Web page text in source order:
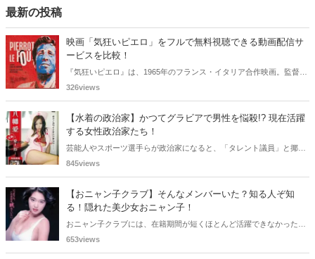
最新の投稿
映画「気狂いピエロ」をフルで無料視聴できる動画配信サ
ービスを比較！
『気狂いピエロ』は、1965年のフランス・イタリア合作映画。監督は
ジャン＝リュック・ゴダール。アンナ・カリーナ、ジャン＝ポール・
をご紹介します。
326views
【水着の政治家】かつてグラビアで男性を悩殺!? 現在活躍
する女性政治家たち！
芸能人やスポーツ選手らが政治家になると、「タレント議員」と揶揄
されることがありますが、同時に、"タレントとしての活躍" が再注目
わどいショットで多くの男性を魅了した女性も!? 今回は、そんなグラ
ビアで活躍した女性政治家6名をご紹介します。
845views
【おニャン子クラブ】そんなメンバーいた？知る人ぞ知
る！隠れた美少女おニャン子！
おニャン子クラブには、在籍期間が短くほとんど活躍できなかったも
のの、知る人ぞ知る "美少女おニャン子" がいました。それも、強制的
653views